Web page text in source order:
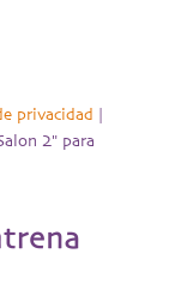
privacidad
2" para